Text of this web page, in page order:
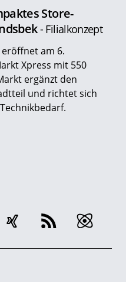
Store-
- Filialkonzept
am 6.
Xpress mit 550
ergänzt den
und richtet sich